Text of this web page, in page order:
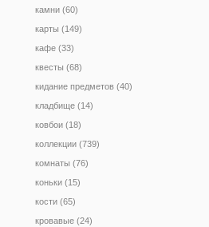
камни (60)
карты (149)
кафе (33)
квесты (68)
кидание предметов (40)
кладбище (14)
ковбои (18)
коллекции (739)
комнаты (76)
коньки (15)
кости (65)
кровавые (24)